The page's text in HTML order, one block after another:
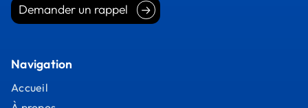
Demander un rappel
Demander un rappel
Navigation
Accueil